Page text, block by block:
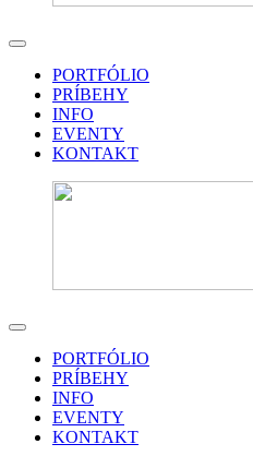
PORTFÓLIO
PRÍBEHY
INFO
EVENTY
KONTAKT
PORTFÓLIO
PRÍBEHY
INFO
EVENTY
KONTAKT